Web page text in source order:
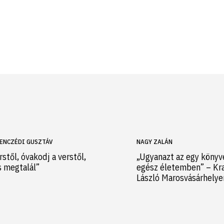
GUSZTÁV
óvakodj a verstől,
megtalál”
NAGY ZALÁN
„Ugyanazt az egy
egész életemben” –
László